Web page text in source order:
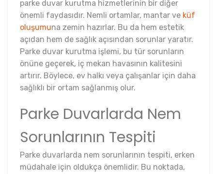
parke duvar kurutma hizmetlerinin bir diğer
önemli faydasıdır. Nemli ortamlar, mantar ve küf
oluşumuna zemin hazırlar. Bu da hem estetik
açıdan hem de sağlık açısından sorunlar yaratır.
Parke duvar kurutma işlemi, bu tür sorunların
önüne geçerek, iç mekan havasının kalitesini
artırır. Böylece, ev halkı veya çalışanlar için daha
sağlıklı bir ortam sağlanmış olur.
Parke Duvarlarda Nem
Sorunlarının Tespiti
Parke duvarlarda nem sorunlarının tespiti, erken
müdahale için oldukça önemlidir. Bu noktada,